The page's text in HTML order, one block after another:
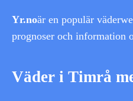
Yr.noär en populär
prognoser och information
Väder i Timrå